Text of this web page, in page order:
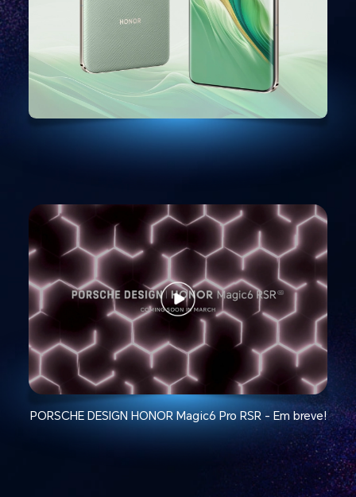
PORSCHE DESIGN HONOR Magic6 Pro RSR - Em breve!